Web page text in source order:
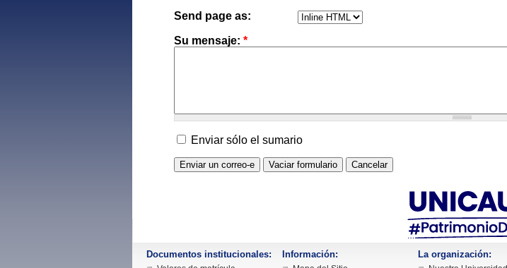
Send page as:
Su mensaje: *
Enviar sólo el sumario
Documentos institucionales: Información: La organización: